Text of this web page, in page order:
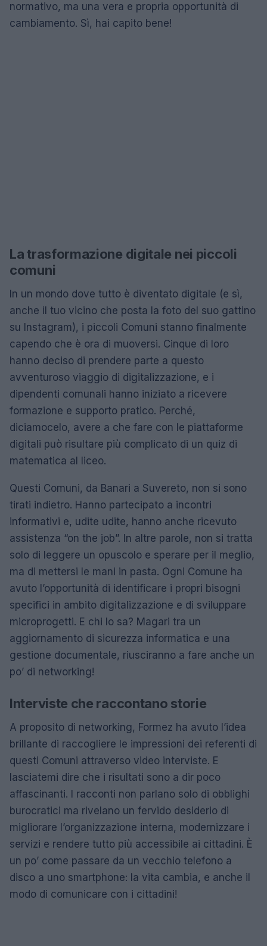
normativo, ma una vera e propria opportunità di
cambiamento. Sì, hai capito bene!
La trasformazione digitale nei piccoli
comuni
In un mondo dove tutto è diventato digitale (e sì,
anche il tuo vicino che posta la foto del suo gattino
su Instagram), i piccoli Comuni stanno finalmente
capendo che è ora di muoversi. Cinque di loro
hanno deciso di prendere parte a questo
avventuroso viaggio di digitalizzazione, e i
dipendenti comunali hanno iniziato a ricevere
formazione e supporto pratico. Perché,
diciamocelo, avere a che fare con le piattaforme
digitali può risultare più complicato di un quiz di
matematica al liceo.
Questi Comuni, da Banari a Suvereto, non si sono
tirati indietro. Hanno partecipato a incontri
informativi e, udite udite, hanno anche ricevuto
assistenza “on the job”. In altre parole, non si tratta
solo di leggere un opuscolo e sperare per il meglio,
ma di mettersi le mani in pasta. Ogni Comune ha
avuto l’opportunità di identificare i propri bisogni
specifici in ambito digitalizzazione e di sviluppare
microprogetti. E chi lo sa? Magari tra un
aggiornamento di sicurezza informatica e una
gestione documentale, riusciranno a fare anche un
po’ di networking!
Interviste che raccontano storie
A proposito di networking, Formez ha avuto l’idea
brillante di raccogliere le impressioni dei referenti di
questi Comuni attraverso video interviste. E
lasciatemi dire che i risultati sono a dir poco
affascinanti. I racconti non parlano solo di obblighi
burocratici ma rivelano un fervido desiderio di
migliorare l’organizzazione interna, modernizzare i
servizi e rendere tutto più accessibile ai cittadini. È
un po’ come passare da un vecchio telefono a
disco a uno smartphone: la vita cambia, e anche il
modo di comunicare con i cittadini!